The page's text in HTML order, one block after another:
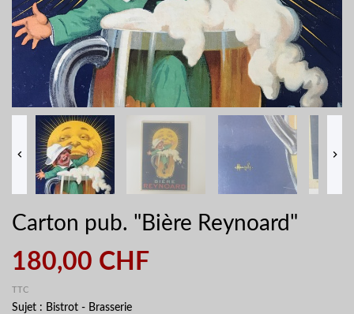
 
Carton pub. "Bière Reynoard"
180,00 CHF
TTC
Sujet : Bistrot - Brasserie